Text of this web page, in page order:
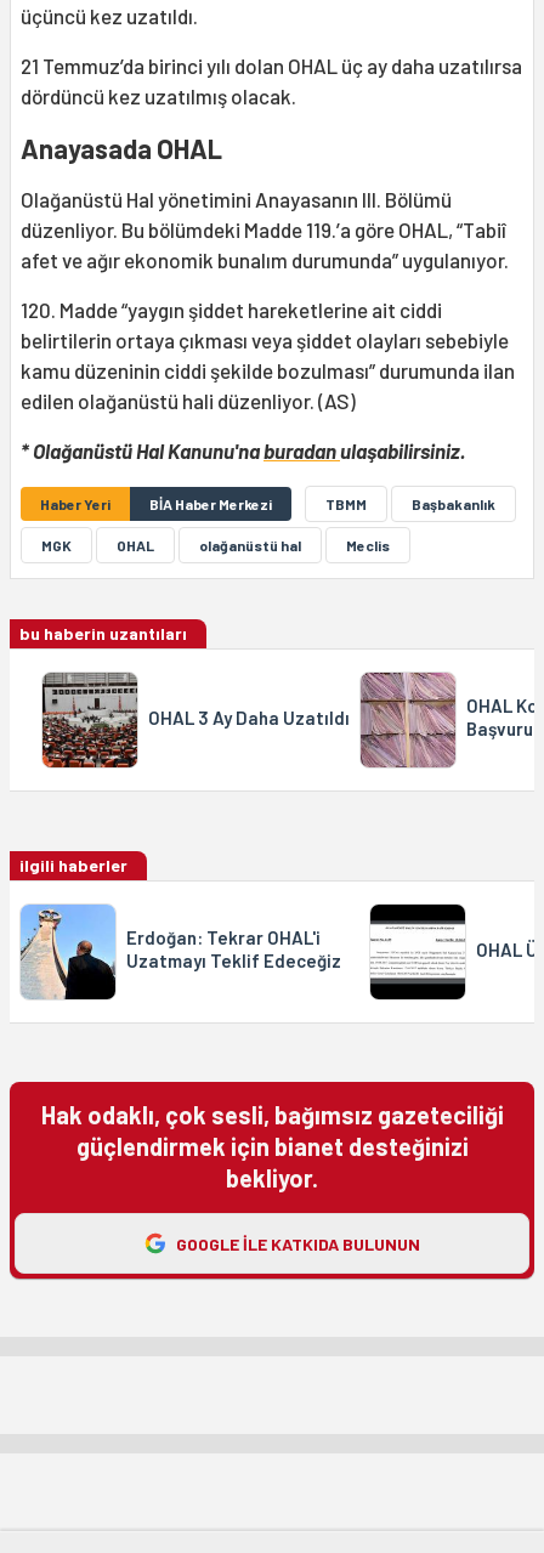
üçüncü kez uzatıldı.
21 Temmuz’da birinci yılı dolan OHAL üç ay daha uzatılırsa
dördüncü kez uzatılmış olacak.
Anayasada OHAL
Olağanüstü Hal yönetimini Anayasanın III. Bölümü
düzenliyor. Bu bölümdeki Madde 119.’a göre OHAL, “Tabiî
afet ve ağır ekonomik bunalım durumunda” uygulanıyor.
120. Madde “yaygın şiddet hareketlerine ait ciddi
belirtilerin ortaya çıkması veya şiddet olayları sebebiyle
kamu düzeninin ciddi şekilde bozulması” durumunda ilan
edilen olağanüstü hali düzenliyor. (AS)
* Olağanüstü Hal Kanunu'naburadanulaşabilirsiniz.
Haber Yeri BİA Haber Merkezi TBMM Başbakanlık
MGK OHAL olağanüstü hal Meclis
bu haberin uzantıları
OHAL 3 Ay Daha Uzatıldı
OHAL
Başvuru
ilgili haberler
Erdoğan: Tekrar OHAL'i
Uzatmayı Teklif Edeceğiz
OHAL
Hak odaklı, çok sesli, bağımsız gazeteciliği
güçlendirmek için bianet desteğinizi
bekliyor.
GOOGLE ILE KATKIDA BULUNUN